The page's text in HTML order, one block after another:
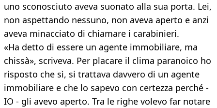
uno sconosciuto aveva suonato alla sua porta. Lei,
non aspettando nessuno, non aveva aperto e anzi
aveva minacciato di chiamare i carabinieri.
«Ha detto di essere un agente immobiliare, ma
chissà», scriveva. Per placare il clima paranoico ho
risposto che sì, si trattava davvero di un agente
immobiliare e che lo sapevo con certezza perché -
IO - gli avevo aperto. Tra le righe volevo far notare